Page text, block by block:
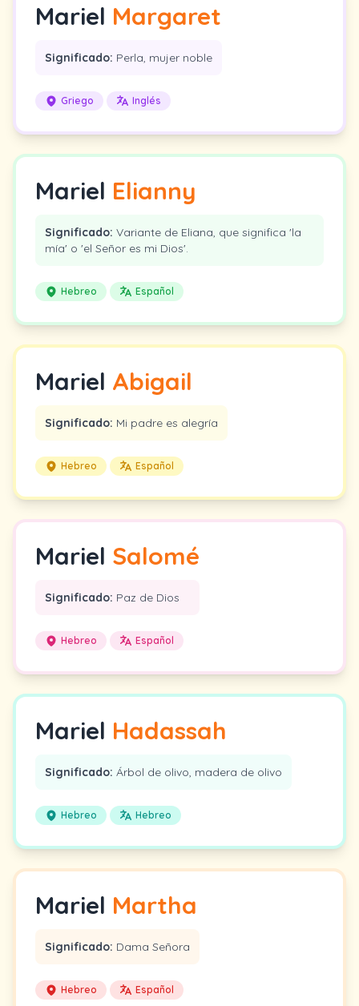
Mariel Margaret
Significado: Perla, mujer noble
Griego Inglés
Mariel Elianny
Significado: Variante de Eliana, que significa 'la
mía' o 'el Señor es mi Dios'.
Hebreo Español
Mariel Abigail
Significado: Mi padre es alegría
Hebreo Español
Mariel Salomé
Significado: Paz de Dios
Hebreo Español
Mariel Hadassah
Significado: Árbol de olivo, madera de olivo
Hebreo Hebreo
Mariel Martha
Significado: Dama Señora
Hebreo Español